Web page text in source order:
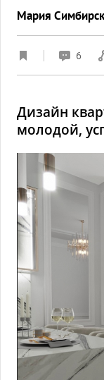
Мария
6
Дизайн
молодой,